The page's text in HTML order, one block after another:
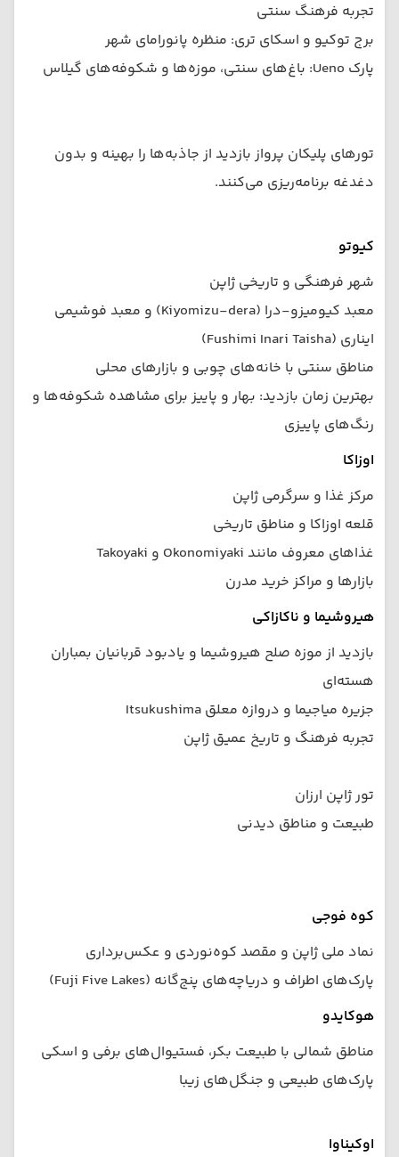
تجربه فرهنگ سنتی
برج توکیو و اسکای تری: منظره پانورامای شهر
پارک Ueno: باغ‌های سنتی، موزه‌ها و شکوفه‌های گیلاس
تورهای پلیکان پرواز بازدید از جاذبه‌ها را بهینه و بدون
دغدغه برنامه‌ریزی می‌کنند.
کیوتو
شهر فرهنگی و تاریخی ژاپن
معبد کیومیزو-درا (Kiyomizu-dera) و معبد فوشیمی
ایناری (Fushimi Inari Taisha)
مناطق سنتی با خانه‌های چوبی و بازارهای محلی
بهترین زمان بازدید: بهار و پاییز برای مشاهده شکوفه‌ها و
رنگ‌های پاییزی
اوزاکا
مرکز غذا و سرگرمی ژاپن
قلعه اوزاکا و مناطق تاریخی
غذاهای معروف مانند Okonomiyaki و Takoyaki
بازارها و مراکز خرید مدرن
هیروشیما و ناکازاکی
بازدید از موزه صلح هیروشیما و یادبود قربانیان بمباران
هسته‌ای
جزیره میاجیما و دروازه معلق Itsukushima
تجربه فرهنگ و تاریخ عمیق ژاپن
تور ژاپن ارزان
طبیعت و مناطق دیدنی
کوه فوجی
نماد ملی ژاپن و مقصد کوه‌نوردی و عکس‌برداری
پارک‌های اطراف و دریاچه‌های پنج‌گانه (Fuji Five Lakes)
هوکایدو
مناطق شمالی با طبیعت بکر، فستیوال‌های برفی و اسکی
پارک‌های طبیعی و جنگل‌های زیبا
اوکیناوا